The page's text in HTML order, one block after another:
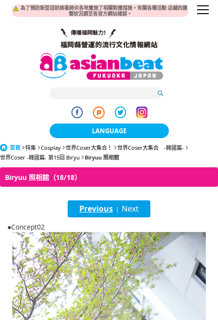
為了預防新型冠狀病毒肺炎各地實施了相關對應措施。有關各種活動·店鋪的運
營狀況請至各官方網站確認。
LANGUAGE
日本語
한국어
簡体中文
繁體中文
ภาษาไทย
tiéng Viêt
Bahasa Indonesia
首頁 特集 Cosplay 世界Coser大集合！
世界Coser大集合 -韓國篇-
世界Coser -韓國篇- 第15回 Biryu
Biryuu 照相館
Biryuu 照相館（18/18）
Previous | Next
●Concept02